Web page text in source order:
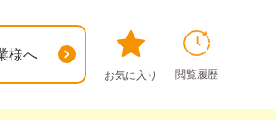
様へ
お気に入り 閲覧履歴